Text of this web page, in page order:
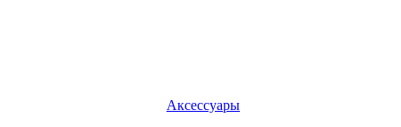
Аксессуары